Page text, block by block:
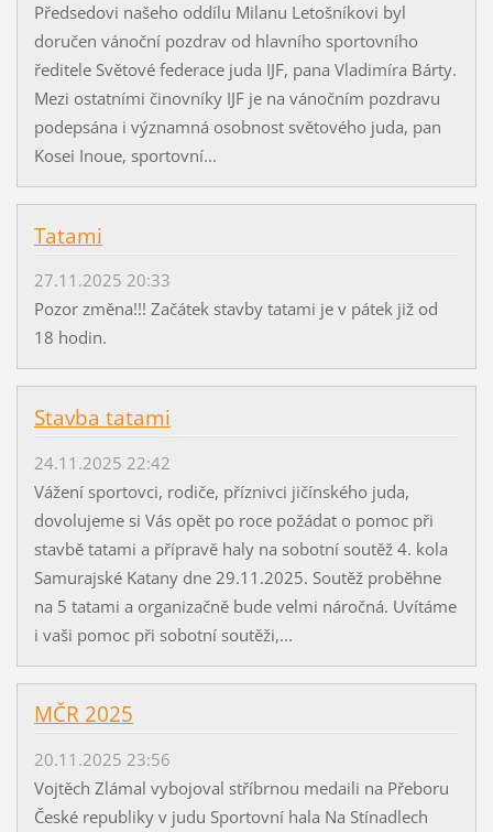
Předsedovi našeho oddílu Milanu Letošníkovi byl
doručen vánoční pozdrav od hlavního sportovního
ředitele Světové federace juda IJF, pana Vladimíra Bárty.
Mezi ostatními činovníky IJF je na vánočním pozdravu
podepsána i významná osobnost světového juda, pan
Kosei Inoue, sportovní...
Tatami
27.11.2025 20:33
Pozor změna!!! Začátek stavby tatami je v pátek již od
18 hodin.
Stavba tatami
24.11.2025 22:42
Vážení sportovci, rodiče, příznivci jičínského juda,
dovolujeme si Vás opět po roce požádat o pomoc při
stavbě tatami a přípravě haly na sobotní soutěž 4. kola
Samurajské Katany dne 29.11.2025. Soutěž proběhne
na 5 tatami a organizačně bude velmi náročná. Uvítáme
i vaši pomoc při sobotní soutěži,...
MČR 2025
20.11.2025 23:56
Vojtěch Zlámal vybojoval stříbrnou medaili na Přeboru
České republiky v judu Sportovní hala Na Stínadlech